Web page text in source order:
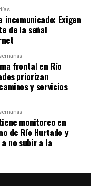
incomunicado: Exigen
de la señal
frontal en Río
priorizan
y servicios
monitoreo en
de Río Hurtado y
no subir a la